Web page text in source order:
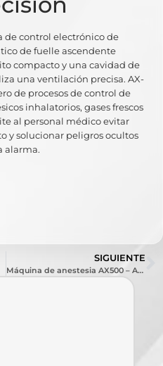
de control electrónico de
de fuelle ascendente
compacto y una cavidad de
una ventilación precisa. AX-
de procesos de control de
inhalatorios, gases frescos
al personal médico evitar
y solucionar peligros ocultos
alarma.
SIGUIENTE
Máquina de anestesia AX500 – AX400